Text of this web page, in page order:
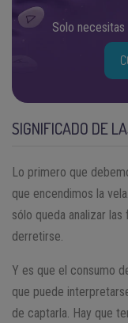
Solo
SIGNIFICADO DE
Lo primero que
que encendimos la
sólo queda analizar
derretirse.
Y es que el consumo
que puede
de captarla. Hay que